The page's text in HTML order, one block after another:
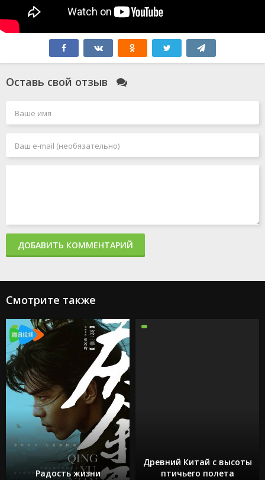
Оставь свой отзыв
ДОБАВИТЬ КОММЕНТАРИЙ
Смотрите также
Радость жизни
Древний Китай с высоты
птичьего полета